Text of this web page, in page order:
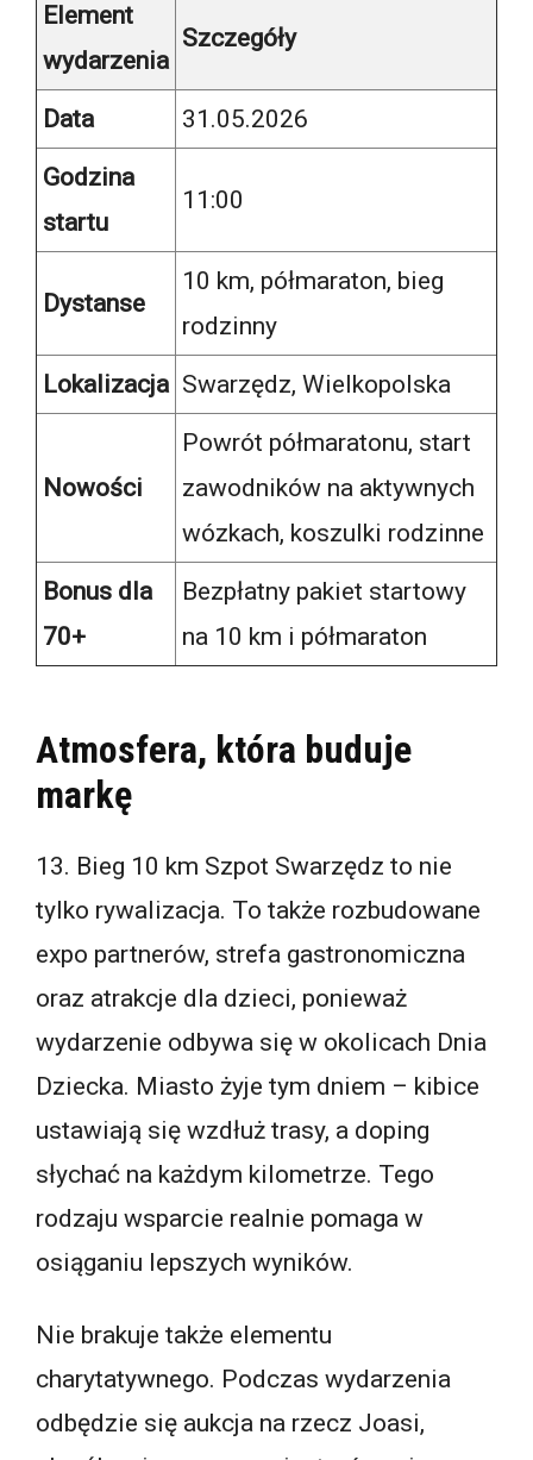
Element
wydarzenia
Szczegóły
Data 31.05.2026
Godzina
startu
11:00
Dystanse
10 km, półmaraton, bieg
rodzinny
Lokalizacja Swarzędz, Wielkopolska
Nowości
Powrót półmaratonu, start
zawodników na aktywnych
wózkach, koszulki rodzinne
Bonus dla
70+
Bezpłatny pakiet startowy
na 10 km i półmaraton
Atmosfera, która buduje
markę
13. Bieg 10 km Szpot Swarzędz to nie
tylko rywalizacja. To także rozbudowane
expo partnerów, strefa gastronomiczna
oraz atrakcje dla dzieci, ponieważ
wydarzenie odbywa się w okolicach Dnia
Dziecka. Miasto żyje tym dniem – kibice
ustawiają się wzdłuż trasy, a doping
słychać na każdym kilometrze. Tego
rodzaju wsparcie realnie pomaga w
osiąganiu lepszych wyników.
Nie brakuje także elementu
charytatywnego. Podczas wydarzenia
odbędzie się aukcja na rzecz Joasi,